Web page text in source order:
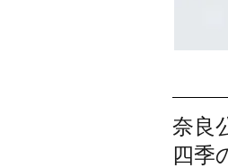
奈良
四季